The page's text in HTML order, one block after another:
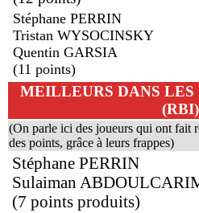
Stéphane PERRIN
Tristan WYSOCINSKY
Quentin GARSIA
(11 points)
MEILLEURS DANS LES
(RBI)
(On parle ici des joueurs qui ont fait
des points, grâce à leurs frappes)
Stéphane PERRIN
Sulaiman
(7 points produits)